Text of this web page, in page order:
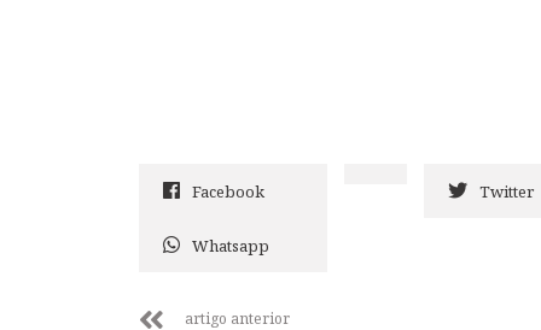
Facebook Twitter
Whatsapp
artigo anterior